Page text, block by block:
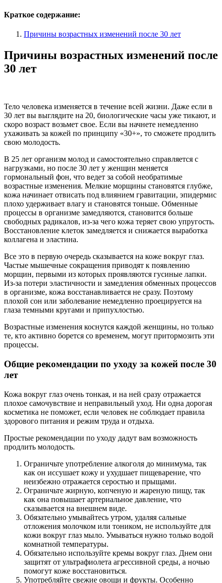
Краткое содержание:
Причины возрастных изменений после 30 лет
Причины возрастных изменений после
30 лет
Тело человека изменяется в течение всей жизни. Даже если в
30 лет вы выглядите на 20, биологические часы уже тикают, и
скоро возраст возьмет свое. Если вы начнете немедленно
ухаживать за кожей по принципу «30+», то сможете продлить
свою молодость.
В 25 лет организм молод и самостоятельно справляется с
нагрузками, но после 30 лет у женщин меняется
гормональный фон, что ведет за собой необратимые
возрастные изменения. Мелкие морщины становятся глубже,
кожа начинает отвисать под влиянием гравитации, эпидермис
плохо удерживает влагу и становятся тоньше. Обменные
процессы в организме замедляются, становится больше
свободных радикалов, из-за чего кожа теряет свою упругость.
Восстановление клеток замедляется и снижается выработка
коллагена и эластина.
Все это в первую очередь сказывается на коже вокруг глаз.
Частые мышечные сокращения приводят к появлению
морщин, первыми из которых проявляются гусиные лапки.
Из-за потери эластичности и замедления обменных процессов
в организме, кожа восстанавливается не сразу. Поэтому
плохой сон или заболевание немедленно проецируется на
глаза темными кругами и припухлостью.
Возрастные изменения коснутся каждой женщины, но только
те, кто активно борется со временем, могут притормозить эти
процессы.
Общие рекомендации по уходу за кожей после 30
лет
Кожа вокруг глаз очень тонкая, и на ней сразу отражается
плохое самочувствие и неправильный уход. Ни одна дорогая
косметика не поможет, если человек не соблюдает правила
здорового питания и режим труда и отдыха.
Простые рекомендации по уходу дадут вам возможность
продлить молодость.
Ограничьте употребление алкоголя до минимума, так
как он иссушает кожу и ухудшает пищеварение, что
неизбежно отражается серостью и прыщами.
Ограничьте жирную, копченую и жареную пищу, так
как она повышает артериальное давление, что
сказывается на внешнем виде.
Обязательно умывайтесь утром, удаляя сальные
отложения молочком или тоником, не используйте для
кожи вокруг глаз мыло. Умываться нужно только водой
комнатной температуры.
Обязательно используйте кремы вокруг глаз. Днем они
защитят от ультрафиолета агрессивной среды, а ночью
помогут коже восстановиться.
Употребляйте свежие овощи и фрукты. Особенно